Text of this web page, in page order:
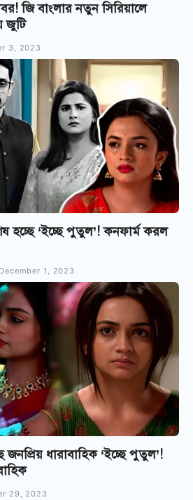
জি বাংলার নতুন সিরিয়ালে
জুটি
3, 2023
হচ্ছে ‘ইচ্ছে পুতুল’! কনফার্ম করল
December 1, 2023
জনপ্রিয় ধারাবাহিক ‘ইচ্ছে পুতুল’!
29, 2023